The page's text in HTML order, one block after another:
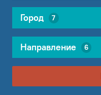
Город 7
Направление 6